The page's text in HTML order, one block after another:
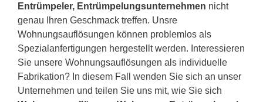
Entrümpeler, Entrümpelungsunternehmen nicht
genau Ihren Geschmack treffen. Unsre
Wohnungsauflösungen können problemlos als
Spezialanfertigungen hergestellt werden. Interessieren
Sie unsere Wohnungsauflösungen als individuelle
Fabrikation? In diesem Fall wenden Sie sich an unser
Unternehmen und teilen Sie uns mit, wie Sie sich